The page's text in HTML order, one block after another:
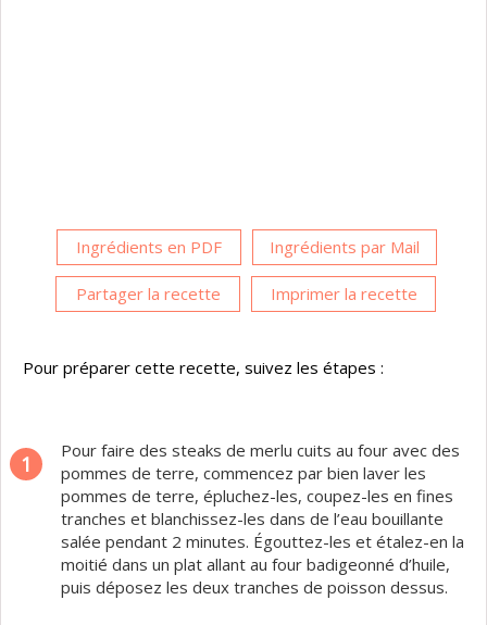
Ingrédients en PDF Ingrédients par Mail
Partager la recette Imprimer la recette
Pour préparer cette recette, suivez les étapes :
1
Pour faire des steaks de merlu cuits au four avec des
pommes de terre, commencez par bien laver les
pommes de terre, épluchez-les, coupez-les en fines
tranches et blanchissez-les dans de l’eau bouillante
salée pendant 2 minutes. Égouttez-les et étalez-en la
moitié dans un plat allant au four badigeonné d’huile,
puis déposez les deux tranches de poisson dessus.